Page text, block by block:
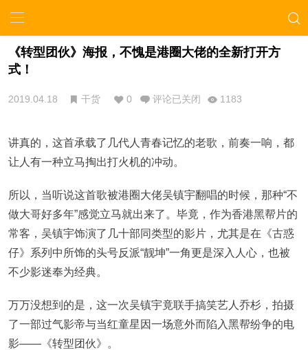
《转型团伙》海报，不愧是港圈大佬的全新打开方
式！
2019.04.18 干货 0 评论已关闭 1183
讲真的，这首承载了几代人青春记忆的老歌，前奏一响，都
让人有一种立马掏出打火机的冲动。
所以，当听说这首歌被港圈大佬吴镇宇翻唱的时候，那种“不
做大哥好多年”感觉立马就出来了。毕竟，作为香港黑帮片的
常客，吴镇宇饰演了几十部同类型的影片，尤其是在《古惑
仔》系列中所饰的头号反派“靓坤”一角更是深入人心，也被
不少影迷奉为经典。
万万没想到的是，这一次吴镇宇竟联手搞笑艺人乔杉，拍摄
了一部过气影帝与当红童星因一场意外而陷入黑帮纷争的电
影——《转型团伙》。